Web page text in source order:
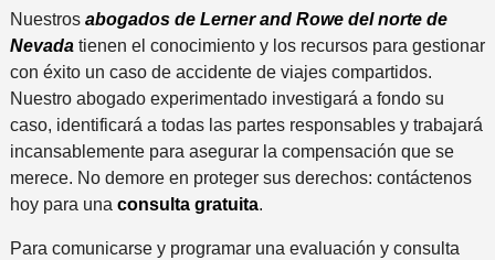
P
r
e
f
e
r
i
d
i
d
e
n
t
e
c
e
r
c
a
n
a
a
s
*
Nuestros abogados de Lerner and Rowe del norte de
Nevadatienen el conocimiento y los recursos para gestionar
con éxito un caso de accidente de viajes compartidos.
Nuestro abogado experimentado investigará a fondo su
caso, identificará a todas las partes responsables y trabajará
incansablemente para asegurar la compensación que se
merece. No demore en proteger sus derechos: contáctenos
hoy para una consulta gratuita.
Para comunicarse y programar una evaluación y consulta